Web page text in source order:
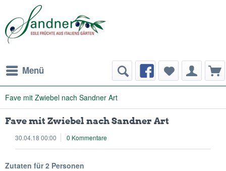
Menü
Fave mit Zwiebel nach Sandner Art
Fave mit Zwiebel nach Sandner Art
30.04.18 00:00 0 Kommentare
Zutaten für 2 Personen